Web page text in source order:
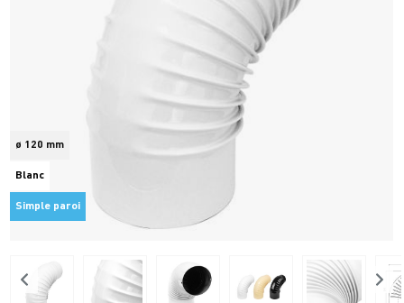
ø 120 mm
Blanc
Simple paroi